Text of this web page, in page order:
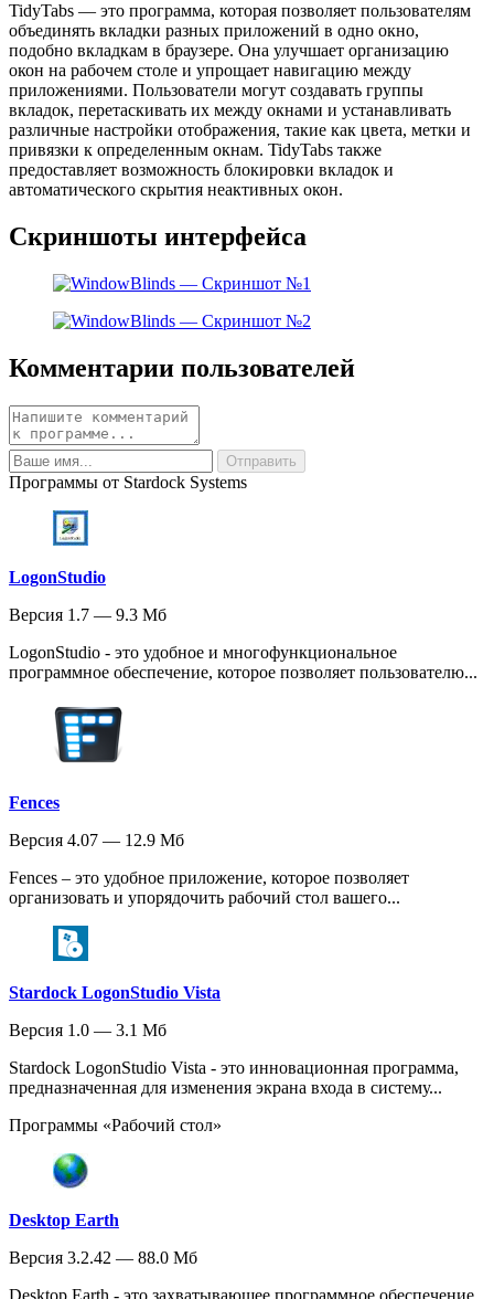
TidyTabs — это программа, которая позволяет пользователям
объединять вкладки разных приложений в одно окно,
подобно вкладкам в браузере. Она улучшает организацию
окон на рабочем столе и упрощает навигацию между
приложениями. Пользователи могут создавать группы
вкладок, перетаскивать их между окнами и устанавливать
различные настройки отображения, такие как цвета, метки и
привязки к определенным окнам. TidyTabs также
предоставляет возможность блокировки вкладок и
автоматического скрытия неактивных окон.
Скриншоты интерфейса
Комментарии пользователей
Программы от Stardock Systems
LogonStudio
Версия 1.7 — 9.3 Мб
LogonStudio - это удобное и многофункциональное
программное обеспечение, которое позволяет пользователю...
Fences
Версия 4.07 — 12.9 Мб
Fences – это удобное приложение, которое позволяет
организовать и упорядочить рабочий стол вашего...
Stardock LogonStudio Vista
Версия 1.0 — 3.1 Мб
Stardock LogonStudio Vista - это инновационная программа,
предназначенная для изменения экрана входа в систему...
Программы «Рабочий стол»
Desktop Earth
Версия 3.2.42 — 88.0 Мб
Desktop Earth - это захватывающее программное обеспечение,